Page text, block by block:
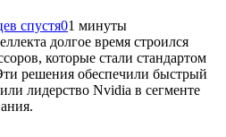
спустя01 минуты
долгое время строился
которые стали стандартом
решения обеспечили быстрый
лидерство Nvidia в сегменте